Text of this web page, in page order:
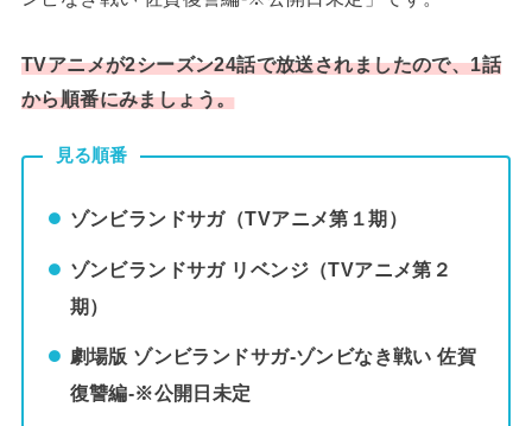
TVアニメが2シーズン24話で放送されましたので、1話
から順番にみましょう。
見る順番
ゾンビランドサガ（TVアニメ第１期）
ゾンビランドサガ リベンジ（TVアニメ第２
期）
劇場版 ゾンビランドサガ-ゾンビなき戦い 佐賀
復讐編-※公開日未定